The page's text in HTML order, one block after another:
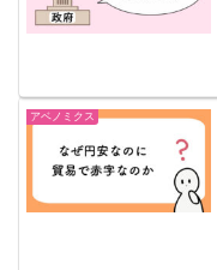
アベノミクス